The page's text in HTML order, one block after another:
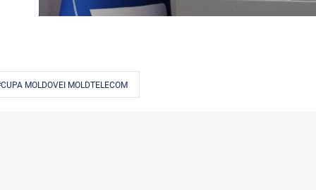
MOLDOVEI MOLDTELECOM